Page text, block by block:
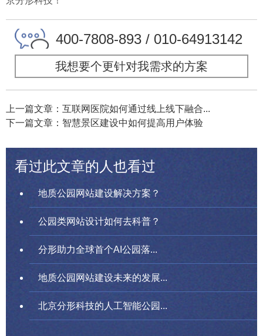
400-7808-893 / 010-64913142
我想要个更针对我需求的方案
上一篇文章：互联网医院如何通过线上线下融合...
下一篇文章：智慧景区建设中如何提高用户体验
看过此文章的人也看过
地质公园网站建设解决方案？
公园类网站设计如何去科普？
分形助力全球首个AI公园落...
地质公园网站建设未来的发展...
北京分形科技的人工智能公园...